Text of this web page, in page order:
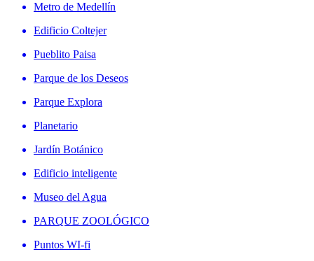
Metro de Medellín
Edificio Coltejer
Pueblito Paisa
Parque de los Deseos
Parque Explora
Planetario
Jardín Botánico
Edificio inteligente
Museo del Agua
PARQUE ZOOLÓGICO
Puntos WI-fi